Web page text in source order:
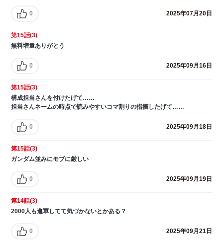
0 2025年07月20日
第15話(3)
無料増量ありがとう
0 2025年09月16日
第15話(3)
構成担当さんを付けたげて……
担当さんネームの時点で読みやすいコマ割りの指摘したげて……
0 2025年09月18日
第15話(3)
ガンダム並みにモブに厳しい
0 2025年09月19日
第14話(3)
2000人も進軍してて気づかないとかある？
0 2025年09月21日